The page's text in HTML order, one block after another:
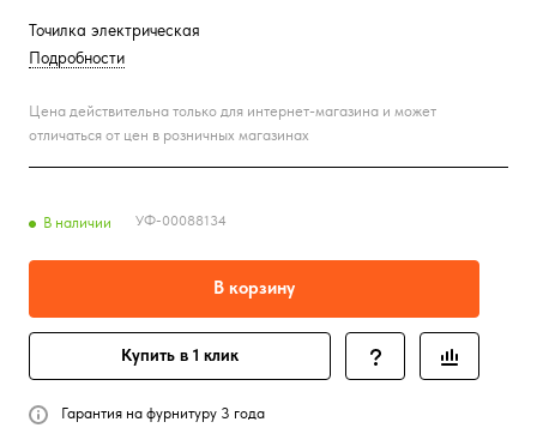
Точилка электрическая
Подробности
Цена действительна только для интернет-магазина и может
отличаться от цен в розничных магазинах
В наличии УФ-00088134
В корзину
Купить в 1 клик
Гарантия на фурнитуру 3 года